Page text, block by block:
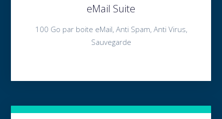
eMail Suite
100 Go par boite eMail, Anti Spam, Anti Virus,
Sauvegarde